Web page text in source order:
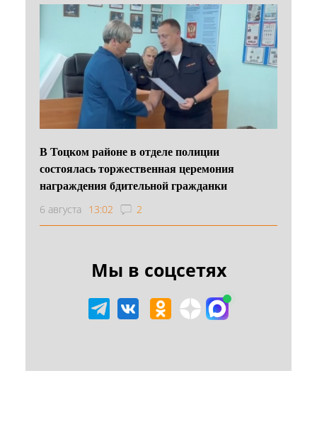
В Тоцком районе в отделе полиции
состоялась торжественная церемония
награждения бдительной гражданки
6 августа 13:02 2
Мы в соцсетях